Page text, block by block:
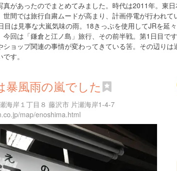
があったのでまとめてみました。時代は2011年。東
世間では旅行自粛ムードが高まり、計画停電が行われ
目は見事な大嵐気味の雨。18きっぷを使用してJRを延
今回は「鎌倉と江ノ島」旅行、その前半戦。第1日目で
ョップ関連の事情が変わってきている筈。その辺り
す。
暴風雨の嵐でした
海岸１丁目８ 藤沢市 片瀬海岸1-4-7
map/enoshima.html